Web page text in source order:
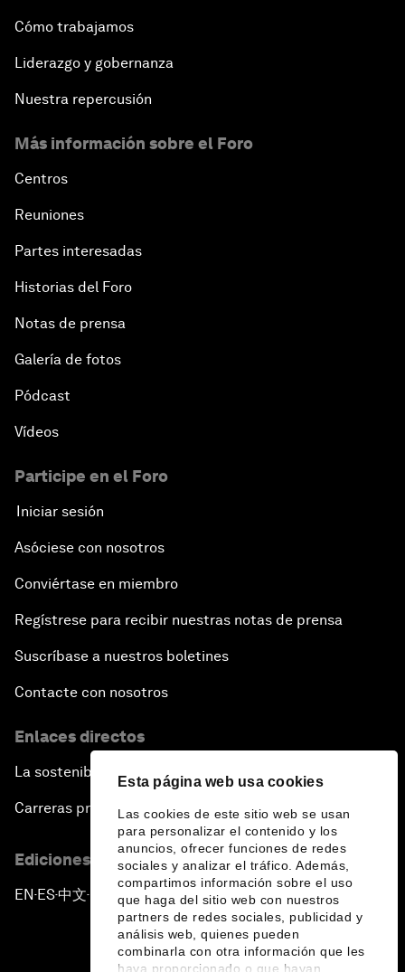
Esta página web usa cookies
Las cookies de este sitio web se usan
para personalizar el contenido y los
anuncios, ofrecer funciones de redes
sociales y analizar el tráfico. Además,
compartimos información sobre el uso
que haga del sitio web con nuestros
partners de redes sociales, publicidad y
análisis web, quienes pueden
combinarla con otra información que les
haya proporcionado o que hayan
Cómo trabajamos
Liderazgo y gobernanza
Nuestra repercusión
Más información sobre el Foro
Centros
Reuniones
Partes interesadas
Historias del Foro
Notas de prensa
Galería de fotos
Pódcast
Vídeos
Participe en el Foro
Iniciar sesión
Asóciese con nosotros
Conviértase en miembro
Regístrese para recibir nuestras notas de prensa
Suscríbase a nuestros boletines
Contacte con nosotros
Enlaces directos
La sostenibilidad en el Foro
Carreras profesionales
Ediciones en otros idiomas
EN ▪ES▪中文▪ 日本語